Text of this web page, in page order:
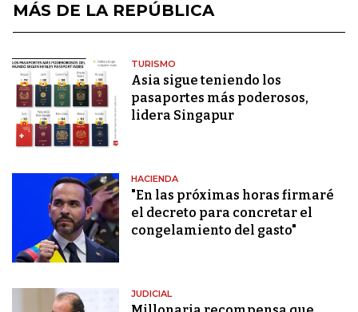
MÁS DE LA REPÚBLICA
TURISMO
Asia sigue teniendo los
pasaportes más poderosos,
lidera Singapur
HACIENDA
"En las próximas horas firmaré
el decreto para concretar el
congelamiento del gasto"
JUDICIAL